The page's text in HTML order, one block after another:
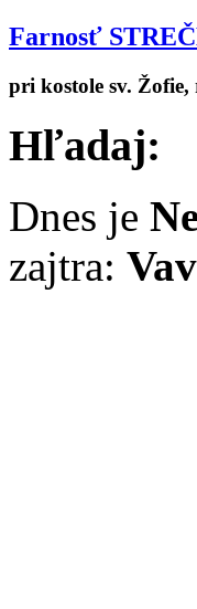
Farnosť
pri kostole sv.
Hľadaj:
Dnes je
zajtra: